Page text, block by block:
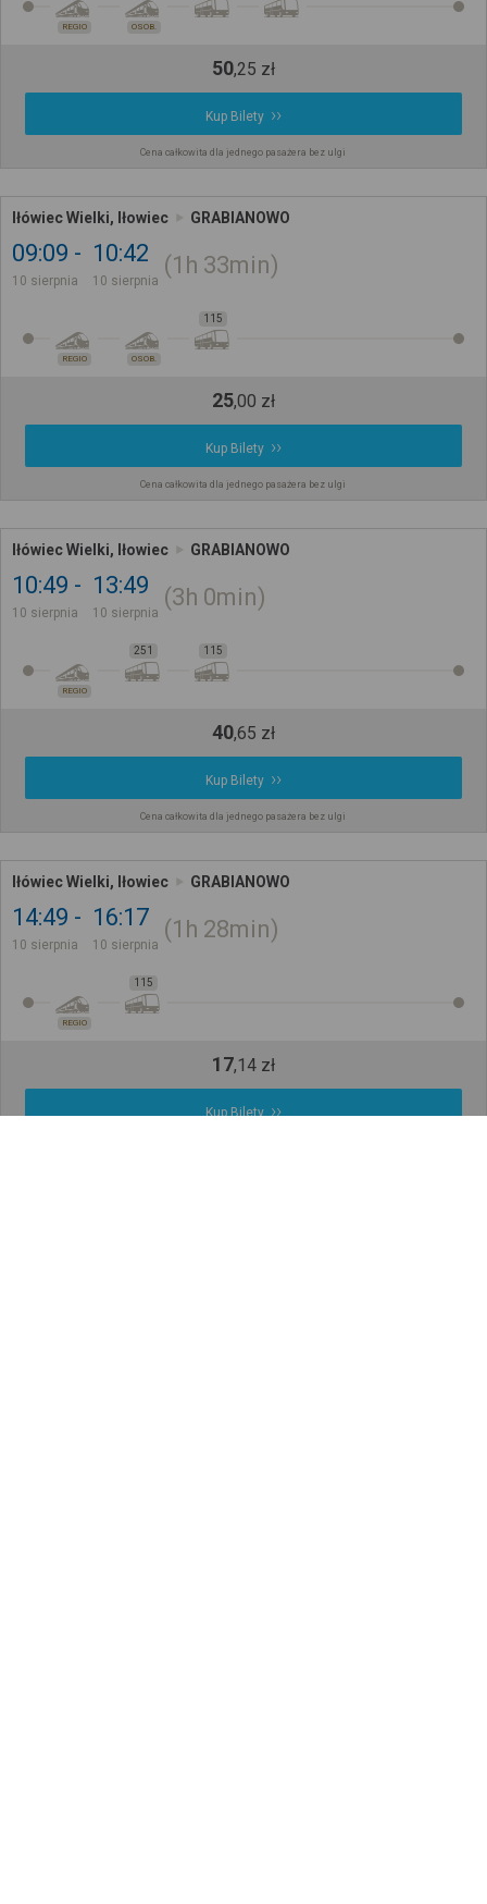
REGIO OSOB.
50,25 zł
Kup Bilety
Cena całkowita dla jednego pasażera bez ulgi
Iłówiec Wielki, Iłowiec GRABIANOWO
09:09
10 sierpnia
10:42
10 sierpnia
1h 33min
REGIO OSOB.
115
25,00 zł
Kup Bilety
Cena całkowita dla jednego pasażera bez ulgi
Iłówiec Wielki, Iłowiec GRABIANOWO
10:49
10 sierpnia
13:49
10 sierpnia
3h 0min
REGIO
251 115
40,65 zł
Kup Bilety
Cena całkowita dla jednego pasażera bez ulgi
Iłówiec Wielki, Iłowiec GRABIANOWO
14:49
10 sierpnia
16:17
10 sierpnia
1h 28min
REGIO
115
17,14 zł
Kup Bilety